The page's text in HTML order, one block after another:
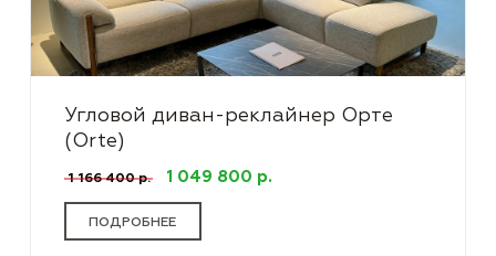
Угловой диван-реклайнер Орте
(Orte)
1 166 400 р. 1 049 800 р.
ПОДРОБНЕЕ